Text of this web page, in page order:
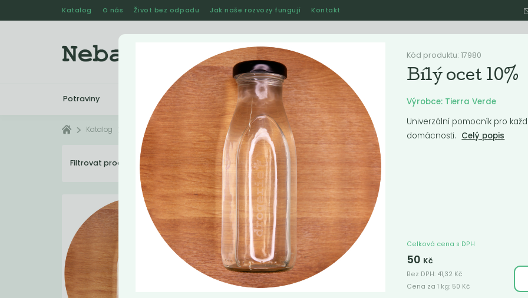
Katalog O nás Život bez odpadu Jak naše rozvozy fungují Kontakt
Potraviny Drogerie Kosmetika Ostatní Jak naše rozvozy fungují
Katalog Drogerie Drogerie - tekuté
Filtrovat produkty 16 Doporučené Nejlevnější Nejdražší
Kód produktu: 17980
Bílý ocet 10%
Výrobce: Tierra Verde
Univerzální pomocník pro
domácnosti. Celý popis
Celková cena s DPH
50 Kč
Bez DPH: 41,32 Kč
Cena za 1 kg: 50 Kč